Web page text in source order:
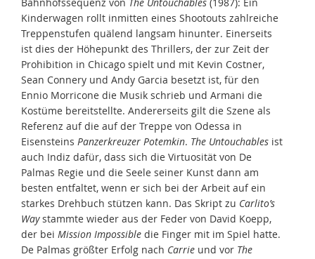
Kinderwagen rollt inmitten eines Shootouts zahlreiche
Treppenstufen quälend langsam hinunter. Einerseits
ist dies der Höhepunkt des Thrillers, der zur Zeit der
Prohibition in Chicago spielt und mit Kevin Costner,
Sean Connery und Andy Garcia besetzt ist, für den
Ennio Morricone die Musik schrieb und Armani die
Kostüme bereitstellte. Andererseits gilt die Szene als
Referenz auf die auf der Treppe von Odessa in
Eisensteins Panzerkreuzer Potemkin. The Untouchables ist
auch Indiz dafür, dass sich die Virtuosität von De
Palmas Regie und die Seele seiner Kunst dann am
besten entfaltet, wenn er sich bei der Arbeit auf ein
starkes Drehbuch stützen kann. Das Skript zu Carlito’s
Waystammte wieder aus der Feder von David Koepp,
der bei Mission Impossible die Finger mit im Spiel hatte.
De Palmas größter Erfolg nach Carrie und vor The